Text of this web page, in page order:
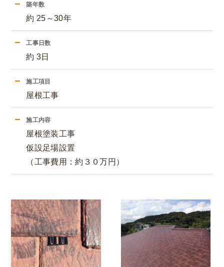
築年数
約 25～30年
工事日数
約 3日
施工項目
屋根工事
施工内容
屋根塗装工事
仮設足場設置
（工事費用：約３０万円）